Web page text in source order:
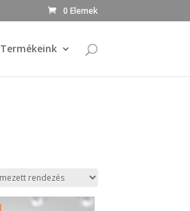
0 Elemek
Termékeink